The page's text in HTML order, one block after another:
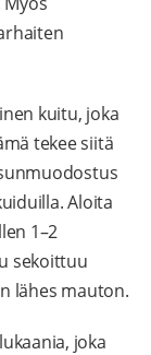
kuitu, joka
tekee siitä
Aloita
1–2
sekoittuu
lähes mauton.
joka